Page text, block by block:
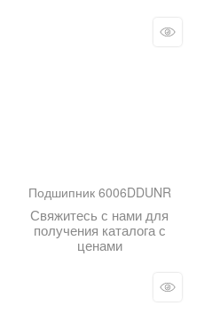
Подшипник 6006DDUNR
Свяжитесь с нами для
получения каталога с
ценами